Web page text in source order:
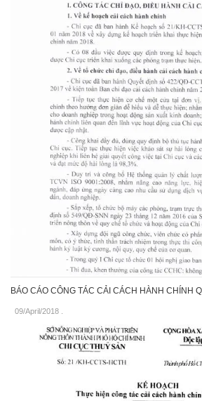
BÁO CÁO CÔNG TÁC CẢI CÁCH HÀNH CHÍNH
09/April/2018